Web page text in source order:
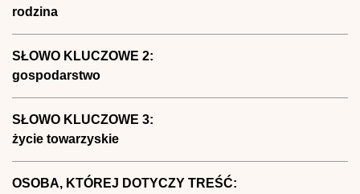
rodzina
SŁOWO KLUCZOWE 2:
gospodarstwo
SŁOWO KLUCZOWE 3:
życie towarzyskie
OSOBA, KTÓREJ DOTYCZY TREŚĆ: